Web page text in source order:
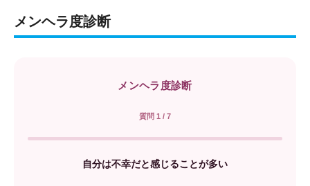
メンヘラ度診断
メンヘラ度診断
質問 1 / 7
自分は不幸だと感じることが多い